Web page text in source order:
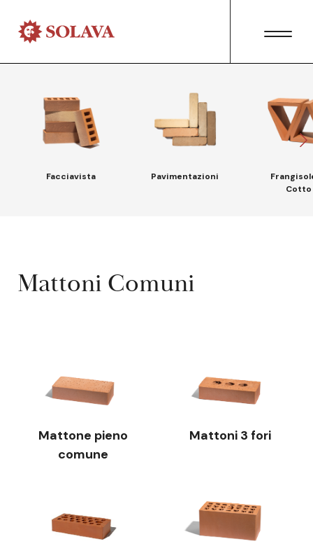
Facciavista Pavimentazioni
Cotto
Mattoni Comuni
Mattone pieno
comune
Mattoni 3 fori